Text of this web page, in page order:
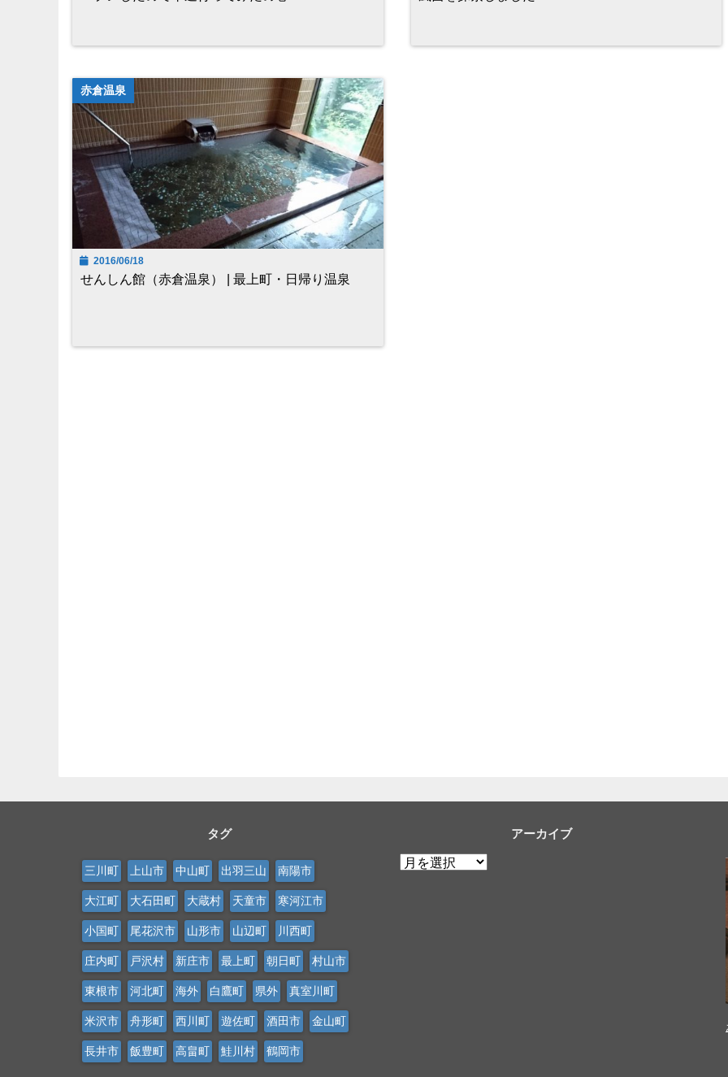
赤倉温泉
2016/06/18
せんしん館（赤倉温泉） | 最上町・日帰り温泉
タグ
三川町 上山市 中山町 出羽三山 南陽市
大江町 大石田町 大蔵村 天童市 寒河江市
小国町 尾花沢市 山形市 山辺町 川西町
庄内町 戸沢村 新庄市 最上町 朝日町 村山市
東根市 河北町 海外 白鷹町 県外 真室川町
米沢市 舟形町 西川町 遊佐町 酒田市 金山町
長井市 飯豊町 高畠町 鮭川村 鶴岡市
アーカイブ
ア